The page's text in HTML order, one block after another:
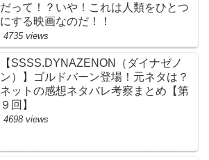
だって！？いや！これは人類をひとつ
にする映画なのだ！！
4735 views
【SSSS.DYNAZENON（ダイナゼノ
ン）】ゴルドバーン登場！元ネタは？
ネットの感想ネタバレ考察まとめ【第
９回】
4698 views